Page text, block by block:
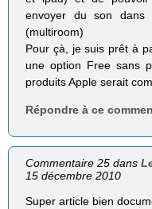
envoyer du son
(multiroom)
Pour çà, je suis prêt à
une option Free sans
produits Apple serait
Répondre à ce
Commentaire 25 dans
15 décembre 2010
Super article bien